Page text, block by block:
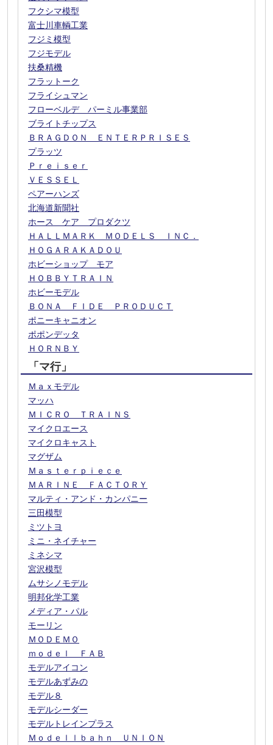
フクシマ模型
富士川車輌工業
フジミ模型
フジモデル
扶桑精機
フラットーク
フライシュマン
フローベルデ パーミル事業部
ブライトチップス
ＢＲＡＧＤＯＮ ＥＮＴＥＲＰＲＩＳＥＳ
プラッツ
Ｐｒｅｉｓｅｒ
ＶＥＳＳＥＬ
ペアーハンズ
北海道新聞社
ホース ケア プロダクツ
ＨＡＬＬＭＡＲＫ ＭＯＤＥＬＳ ＩＮＣ．
ＨＯＧＡＲＡＫＡＤＯＵ
ホビーショップ モア
ＨＯＢＢＹＴＲＡＩＮ
ホビーモデル
ＢＯＮＡ ＦＩＤＥ ＰＲＯＤＵＣＴ
ポニーキャニオン
ポポンデッタ
ＨＯＲＮＢＹ
「マ行」
Ｍａｘモデル
マッハ
ＭＩＣＲＯ ＴＲＡＩＮＳ
マイクロエース
マイクロキャスト
マグザム
Ｍａｓｔｅｒｐｉｅｃｅ
ＭＡＲＩＮＥ ＦＡＣＴＯＲＹ
マルティ・アンド・カンパニー
三田模型
ミツトヨ
ミニ・ネイチャー
ミネシマ
宮沢模型
ムサシノモデル
明邦化学工業
メディア・パル
モーリン
ＭＯＤＥＭＯ
ｍｏｄｅｌ ＦＡＢ
モデルアイコン
モデルあずみの
モデル８
モデルシーダー
モデルトレインプラス
Ｍｏｄｅｌｌｂａｈｎ ＵＮＩＯＮ